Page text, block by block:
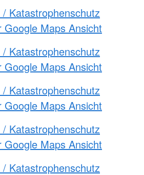
Katastrophenschutz
Google Maps Ansicht
Katastrophenschutz
Google Maps Ansicht
Katastrophenschutz
Google Maps Ansicht
Katastrophenschutz
Google Maps Ansicht
Katastrophenschutz